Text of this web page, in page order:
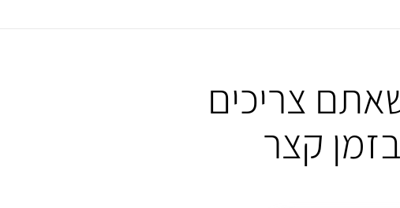
צריכים
קצר